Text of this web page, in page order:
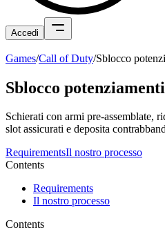
Accedi
Games/Call of Duty/Sblocco
Sblocco
Schierati con armi pre-assemblate,
slot assicurati e deposita
RequirementsIl nostro processo
Contents
Requirements
Il nostro processo
Contents